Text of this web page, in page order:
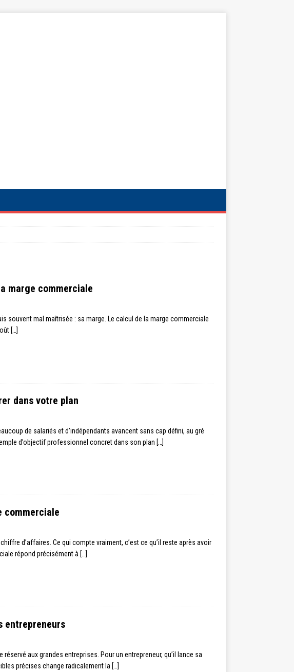
marge commerciale
souvent mal maîtrisée : sa marge. Le calcul de la marge commerciale
[…]
dans votre plan
de salariés et d’indépendants avancent sans cap défini, au gré
d’objectif professionnel concret dans son plan […]
commerciale
d’affaires. Ce qui compte vraiment, c’est ce qu’il reste après avoir
répond précisément à […]
entrepreneurs
aux grandes entreprises. Pour un entrepreneur, qu’il lance sa
précises change radicalement la […]